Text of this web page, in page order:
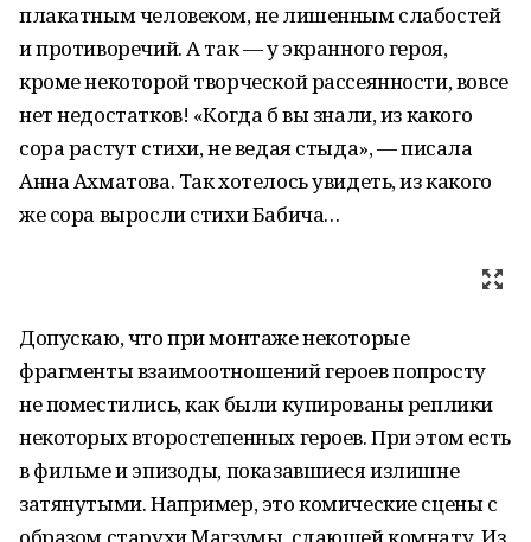
плакатным человеком, не лишенным слабостей
и противоречий. А так — у экранного героя,
кроме некоторой творческой рассеянности, вовсе
нет недостатков! «Когда б вы знали, из какого
сора растут стихи, не ведая стыда», — писала
Анна Ахматова. Так хотелось увидеть, из какого
же сора выросли стихи Бабича…
Допускаю, что при монтаже некоторые
фрагменты взаимоотношений героев попросту
не поместились, как были купированы реплики
некоторых второстепенных героев. При этом есть
в фильме и эпизоды, показавшиеся излишне
затянутыми. Например, это комические сцены с